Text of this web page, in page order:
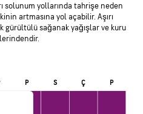
solunum yollarında tahrişe neden
artmasına yol açabilir. Aşırı
gürültülü sağanak yağışlar ve kuru
P S Ç P